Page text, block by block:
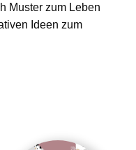
Muster zum Leben
Ideen zum